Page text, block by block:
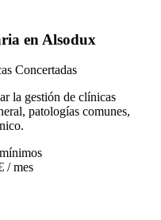
en Alsodux
Concertadas
la gestión de clínicas
patologías comunes,
/ mes